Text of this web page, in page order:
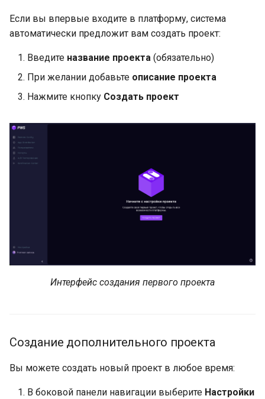
и
я
к
а
Настройка ролей
Если вы впервые входите в платформу, система
автоматически предложит вам создать проект:
Введите название проекта (обязательно)
При желании добавьте описание проекта
Нажмите кнопку Создать проект
Интерфейс создания первого проекта
Создание дополнительного проекта
Вы можете создать новый проект в любое время:
В боковой панели навигации выберите Настройки